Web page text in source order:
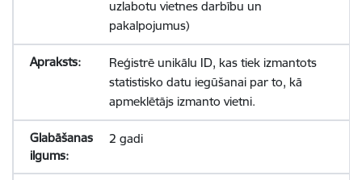
uzlabotu vietnes darbību un
pakalpojumus)
Reģistrē unikālu ID, kas tiek izmantots
statistisko datu iegūšanai par to, kā
apmeklētājs izmanto vietni.
2 gadi